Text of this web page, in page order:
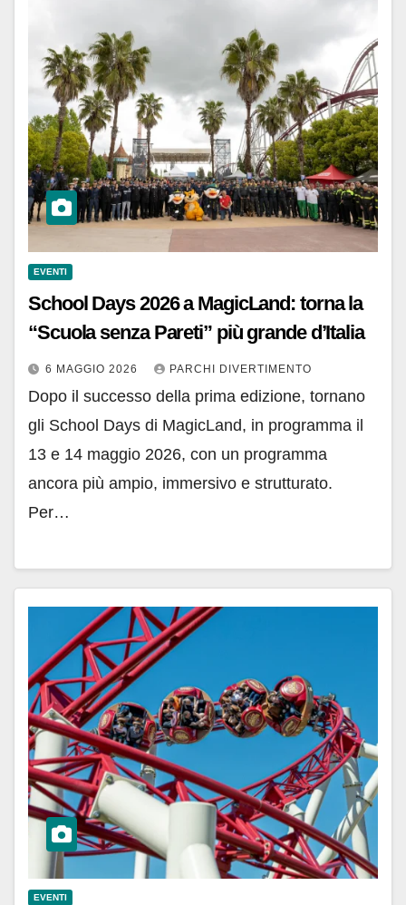
EVENTI
School Days 2026 a MagicLand: torna la
“Scuola senza Pareti” più grande d’Italia
6 MAGGIO 2026 PARCHI DIVERTIMENTO
Dopo il successo della prima edizione, tornano
gli School Days di MagicLand, in programma il
13 e 14 maggio 2026, con un programma
ancora più ampio, immersivo e strutturato.
Per…
EVENTI